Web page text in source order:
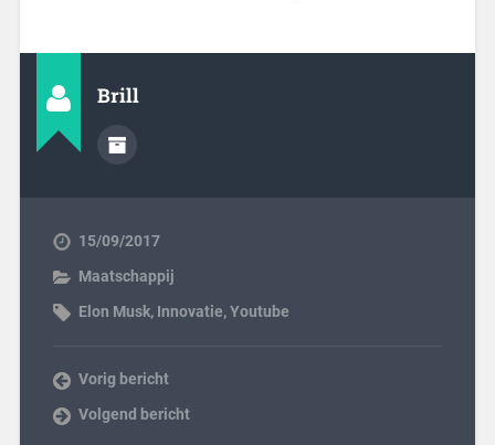
Brill
15/09/2017
Maatschappij
Elon Musk, Innovatie,Youtube
Vorig bericht
Volgend bericht